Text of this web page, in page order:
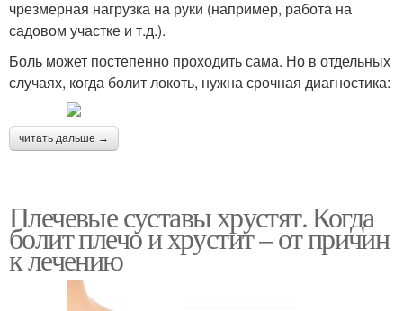
чрезмерная нагрузка на руки (например, работа на
садовом участке и т.д.).
Боль может постепенно проходить сама. Но в отдельных
случаях, когда болит локоть, нужна срочная диагностика:
читать дальше →
Плечевые суставы хрустят. Когда
болит плечо и хрустит – от причин
к лечению